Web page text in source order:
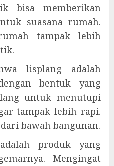
bisa memberikan
suasana rumah.
tampak lebih
lisplang adalah
bentuk yang
untuk menutupi
tampak lebih rapi.
bawah bangunan.
produk yang
Mengingat